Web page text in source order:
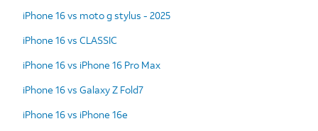
iPhone 16 vs moto g stylus - 2025
iPhone 16 vs CLASSIC
iPhone 16 vs iPhone 16 Pro Max
iPhone 16 vs Galaxy Z Fold7
iPhone 16 vs iPhone 16e